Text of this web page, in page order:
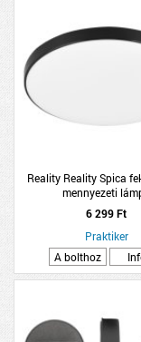
Reality Reality Spica
mennyezeti
6 299 Ft
Praktiker
A bolthoz